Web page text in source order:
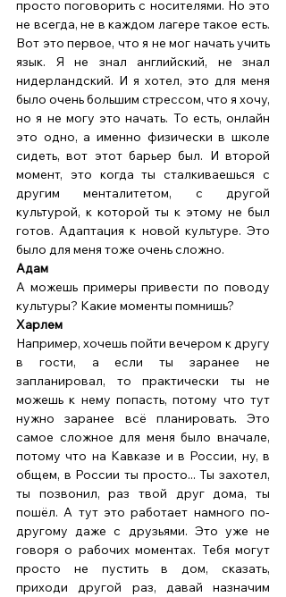
просто поговорить с носителями. Но это
не всегда, не в каждом лагере такое есть.
Вот это первое, что я не мог начать учить
язык. Я не знал английский, не знал
нидерландский. И я хотел, это для меня
было очень большим стрессом, что я хочу,
но я не могу это начать. То есть, онлайн
это одно, а именно физически в школе
сидеть, вот этот барьер был. И второй
момент, это когда ты сталкиваешься с
другим менталитетом, с другой
культурой, к которой ты к этому не был
готов. Адаптация к новой культуре. Это
было для меня тоже очень сложно.
Адам
А можешь примеры привести по поводу
культуры? Какие моменты помнишь?
Харлем
Например, хочешь пойти вечером к другу
в гости, а если ты заранее не
запланировал, то практически ты не
можешь к нему попасть, потому что тут
нужно заранее всё планировать. Это
самое сложное для меня было вначале,
потому что на Кавказе и в России, ну, в
общем, в России ты просто... Ты захотел,
ты позвонил, раз твой друг дома, ты
пошёл. А тут это работает намного по-
другому даже с друзьями. Это уже не
говоря о рабочих моментах. Тебя могут
просто не пустить в дом, сказать,
приходи другой раз, давай назначим